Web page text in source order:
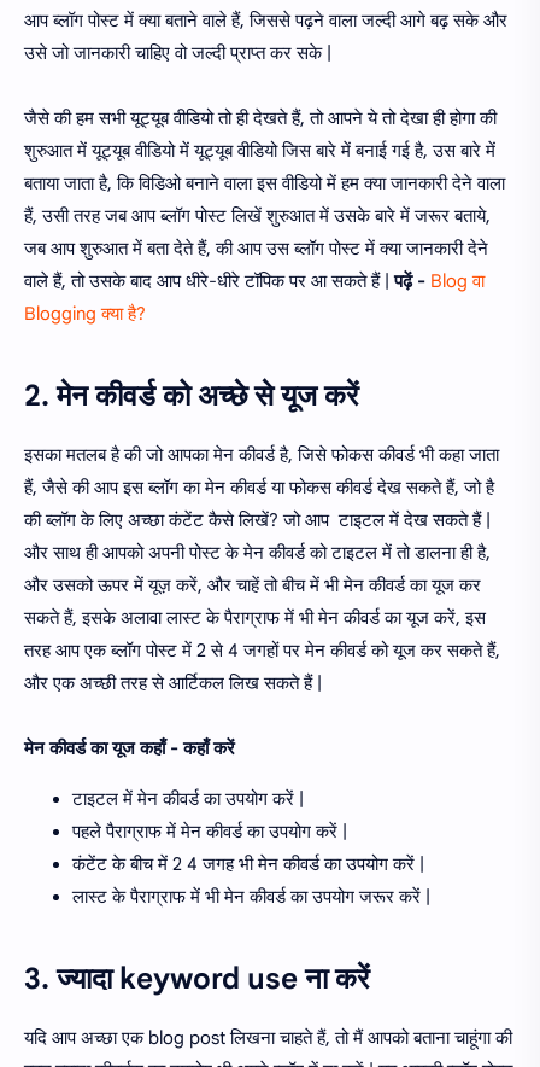
आप ब्लॉग पोस्ट में क्या बताने वाले हैं, जिससे पढ़ने वाला जल्दी आगे बढ़ सके और
उसे जो जानकारी चाहिए वो जल्दी प्राप्त कर सके |
जैसे की हम सभी यूट्यूब वीडियो तो ही देखते हैं, तो आपने ये तो देखा ही होगा की
शुरुआत में यूट्यूब वीडियो में यूट्यूब वीडियो जिस बारे में बनाई गई है, उस बारे में
बताया जाता है, कि विडिओ बनाने वाला इस वीडियो में हम क्या जानकारी देने वाला
हैं, उसी तरह जब आप ब्लॉग पोस्ट लिखें शुरुआत में उसके बारे में जरूर बताये,
जब आप शुरुआत में बता देते हैं, की आप उस ब्लॉग पोस्ट में क्या जानकारी देने
वाले हैं, तो उसके बाद आप धीरे-धीरे टॉपिक पर आ सकते हैं |पढ़ें - Blog वा
Blogging क्या है?
2. मेन कीवर्ड को अच्छे से यूज करें
इसका मतलब है की जो आपका मेन कीवर्ड है, जिसे फोकस कीवर्ड भी कहा जाता
हैं, जैसे की आप इस ब्लॉग का मेन कीवर्ड या फोकस कीवर्ड देख सकते हैं, जो है
की ब्लॉग के लिए अच्छा कंटेंट कैसे लिखें? जो आप टाइटल में देख सकते हैं |
और साथ ही आपको अपनी पोस्ट के मेन कीवर्ड को टाइटल में तो डालना ही है,
और उसको ऊपर में यूज़ करें, और चाहें तो बीच में भी मेन कीवर्ड का यूज कर
सकते हैं, इसके अलावा लास्ट के पैराग्राफ में भी मेन कीवर्ड का यूज करें, इस
तरह आप एक ब्लॉग पोस्ट में 2 से 4 जगहों पर मेन कीवर्ड को यूज कर सकते हैं,
और एक अच्छी तरह से आर्टिकल लिख सकते हैं |
मेन कीवर्ड का यूज कहाँ - कहाँ करें
टाइटल में मेन कीवर्ड का उपयोग करें |
पहले पैराग्राफ में मेन कीवर्ड का उपयोग करें |
कंटेंट के बीच में 2 4 जगह भी मेन कीवर्ड का उपयोग करें |
लास्ट के पैराग्राफ में भी मेन कीवर्ड का उपयोग जरूर करें |
3. ज्यादा keyword use ना करें
यदि आप अच्छा एक blog post लिखना चाहते हैं, तो मैं आपको बताना चाहूंगा की